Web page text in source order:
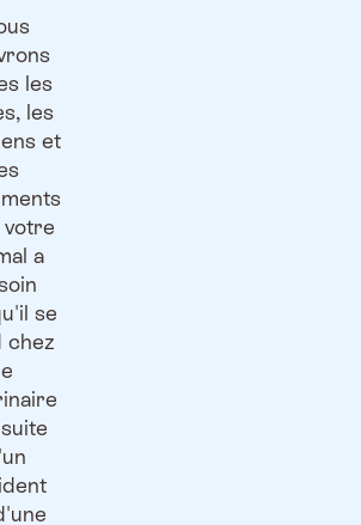
les
les
et
a
se
chez